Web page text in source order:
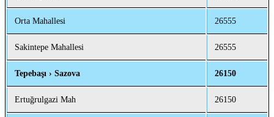
Orta Mahallesi 26555
Sakintepe Mahallesi 26555
Tepebaşı › Sazova 26150
Ertuğrulgazi Mah 26150